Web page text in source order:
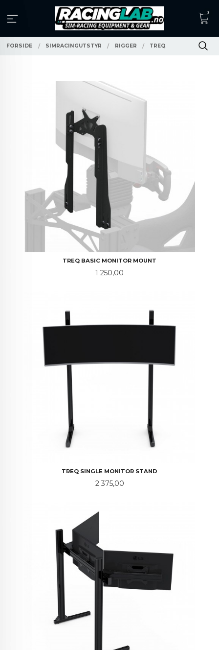
innholdet
0
FORSIDE SIMRACINGUTSTYR RIGGER TREQ
TREQ BASIC MONITOR MOUNT
Pris
1 250,00
TREQ SINGLE MONITOR STAND
Pris
2 375,00